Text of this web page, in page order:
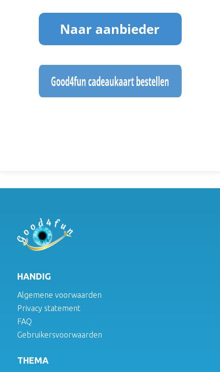
HANDIG
Algemene voorwaarden
Privacy statement
FAQ
Gebruikersvoorwaarden
THEMA